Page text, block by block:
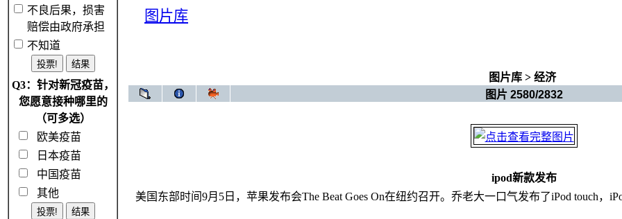
不良后果，损害
赔偿由政府承担
不知道
Q3：针对新冠疫苗，
您愿意接种哪里的
（可多选）
欧美疫苗
日本疫苗
中国疫苗
其他
图片库
图片库 > 经济
图片 2580/2832
ipod新款发布
美国东部时间9月5日，苹果发布会The Beat Goes On在纽约召开。乔老大一口气发布了iPod touch，